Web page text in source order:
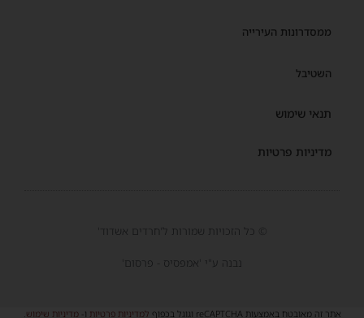
ממסדרונות העירייה
השטיבל
תנאי שימוש
מדיניות פרטיות
© כל הזכויות שמורות ל'חרדים אשדוד'
נבנה ע"י 'אמפסיס - פרסום'
אתר זה מאובטח באמצעות reCAPTCHA וגוגל בכפוף למדיניות פרטיות ו-מדיניות שימוש.